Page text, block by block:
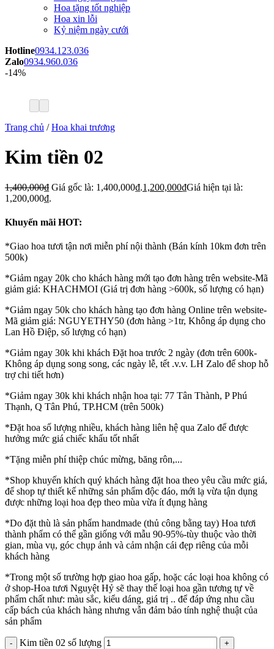
Hoa tặng tốt nghiệp
Hoa xin lỗi
Kỷ niệm ngày cưới
Hotline0934.123.036
Zalo0934.960.036
-14%
Trang chủ / Hoa khai trương
Kim tiền 02
1,400,000₫ Giá gốc là: 1,400,000₫.1,200,000₫Giá hiện tại là:
1,200,000₫.
Khuyến mãi HOT:
*Giao hoa tươi tận nơi miễn phí nội thành (Bán kính 10km đơn trên
500k)
*Giảm ngay 20k cho khách hàng mới tạo đơn hàng trên website-Mã
giảm giá: KHACHMOI (Giá trị đơn hàng >600k, số lượng có hạn)
*Giảm ngay 50k cho khách hàng tạo đơn hàng Online trên website-
Mã giảm giá: NGUYETHY50 (đơn hàng >1tr, Không áp dụng cho
Lan Hồ Điệp, số lượng có hạn)
*Giảm ngay 30k khi khách Đặt hoa trước 2 ngày (đơn trên 600k-
Không áp dụng song song, các ngày lễ, tết .v.v. LH Zalo để shop hỗ
trợ chi tiết hơn)
*Giảm ngay 30k khi khách nhận hoa tại: 77 Tân Thành, P Phú
Thạnh, Q Tân Phú, TP.HCM (trên 500k)
*Đặt hoa số lượng nhiều, khách hàng liên hệ qua Zalo để được
hưởng mức giá chiếc khấu tốt nhất
*Tặng miễn phí thiệp chúc mừng, băng rôn,...
*Shop khuyến khích quý khách hàng đặt hoa theo yêu cầu mức giá,
để shop tự thiết kế những sản phẩm độc đáo, mới lạ vừa tận dụng
được những loại hoa đẹp theo mùa vừa ít đụng hàng
*Do đặt thù là sản phẩm handmade (thủ công bằng tay) Hoa tươi
thành phẩm có thể gần giống với mẫu 90-95%-tùy thuộc vào thời
gian, mùa vụ, góc chụp ảnh và cảm nhận cái đẹp riêng của mỗi
khách hàng
*Trong một số trường hợp giao hoa gấp, hoặc các loại hoa không có
ở shop-Hoa tươi Nguyệt Hỷ sẽ thay thế loại hoa gần tương tự về
phẩm chất như: màu sắc, kiểu dáng, giá trị .. để đáp ứng nhu cầu
cấp bách của khách hàng nhưng vẫn đảm bảo tính nghệ thuật của
sản phẩm
Kim tiền 02 số lượng